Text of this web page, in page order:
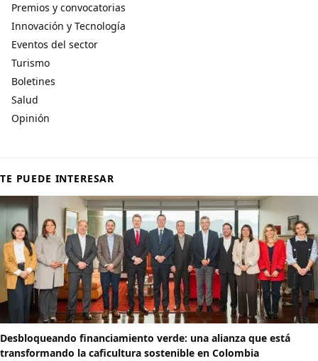
Premios y convocatorias
Innovación y Tecnología
Eventos del sector
Turismo
Boletines
Salud
Opinión
TE PUEDE INTERESAR
Desbloqueando financiamiento verde: una alianza que está
transformando la caficultura sostenible en Colombia